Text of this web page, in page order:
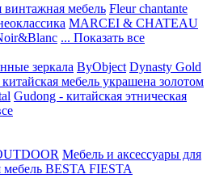
винтажная мебель Fleur chantante
MARCEI & CHATEAU
... Показать все
зеркала ByObject Dynasty Gold
мебель украшена золотом
Gudong - китайская этническая
Мебель и аксессуары для
мебель BESTA FIESTA